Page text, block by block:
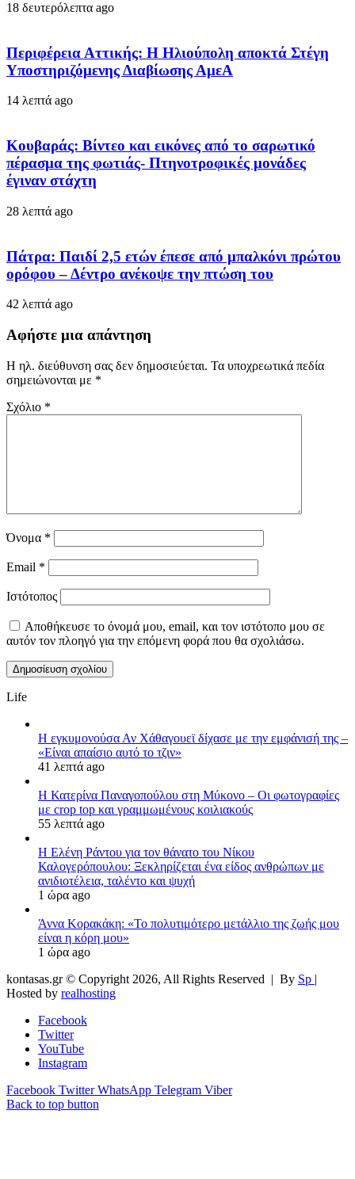
18 δευτερόλεπτα ago
Περιφέρεια Αττικής: Η Ηλιούπολη αποκτά Στέγη
Υποστηριζόμενης Διαβίωσης ΑμεΑ
14 λεπτά ago
Κουβαράς: Βίντεο και εικόνες από το σαρωτικό
πέρασμα της φωτιάς- Πτηνοτροφικές μονάδες
έγιναν στάχτη
28 λεπτά ago
Πάτρα: Παιδί 2,5 ετών έπεσε από μπαλκόνι πρώτου
ορόφου – Δέντρο ανέκοψε την πτώση του
42 λεπτά ago
Αφήστε μια απάντηση
Η ηλ. διεύθυνση σας δεν δημοσιεύεται. Τα υποχρεωτικά πεδία
σημειώνονται με *
Σχόλιο *
Όνομα *
Email *
Ιστότοπος
Αποθήκευσε το όνομά μου, email, και τον ιστότοπο μου σε
αυτόν τον πλοηγό για την επόμενη φορά που θα σχολιάσω.
Life
Η εγκυμονούσα Αν Χάθαγουεϊ δίχασε με την εμφάνισή της –
«Είναι απαίσιο αυτό το τζιν»
41 λεπτά ago
Η Κατερίνα Παναγοπούλου στη Μύκονο – Οι φωτογραφίες
με crop top και γραμμωμένους κοιλιακούς
55 λεπτά ago
Η Ελένη Ράντου για τον θάνατο του Νίκου
Καλογερόπουλου: Ξεκληρίζεται ένα είδος ανθρώπων με
ανιδιοτέλεια, ταλέντο και ψυχή
1 ώρα ago
Άννα Κορακάκη: «Το πολυτιμότερο μετάλλιο της ζωής μου
είναι η κόρη μου»
1 ώρα ago
kontasas.gr © Copyright 2026, All Rights Reserved | By Sp |
Hosted by realhosting
Facebook
Twitter
YouTube
Instagram
Facebook Twitter WhatsApp Telegram Viber
Back to top button